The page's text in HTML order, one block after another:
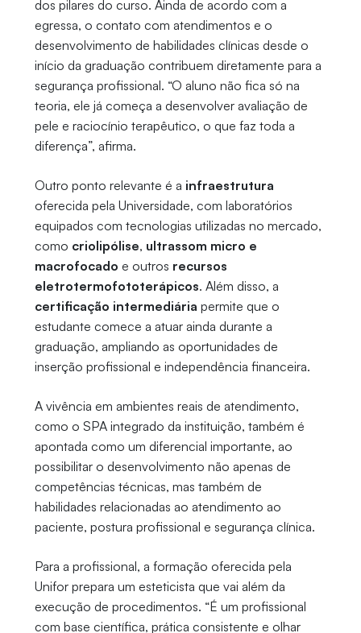
dos pilares do curso. Ainda de acordo com a
egressa, o contato com atendimentos e o
desenvolvimento de habilidades clínicas desde o
início da graduação contribuem diretamente para a
segurança profissional. “O aluno não fica só na
teoria, ele já começa a desenvolver avaliação de
pele e raciocínio terapêutico, o que faz toda a
diferença”, afirma.
Outro ponto relevante é a infraestrutura
oferecida pela Universidade, com laboratórios
equipados com tecnologias utilizadas no mercado,
como criolipólise, ultrassom micro e
macrofocado e outros recursos
eletrotermofototerápicos. Além disso, a
certificação intermediária permite que o
estudante comece a atuar ainda durante a
graduação, ampliando as oportunidades de
inserção profissional e independência financeira.
A vivência em ambientes reais de atendimento,
como o SPA integrado da instituição, também é
apontada como um diferencial importante, ao
possibilitar o desenvolvimento não apenas de
competências técnicas, mas também de
habilidades relacionadas ao atendimento ao
paciente, postura profissional e segurança clínica.
Para a profissional, a formação oferecida pela
Unifor prepara um esteticista que vai além da
execução de procedimentos. “É um profissional
com base científica, prática consistente e olhar